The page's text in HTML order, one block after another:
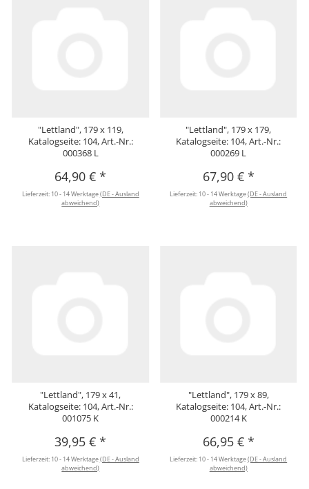
"Lettland", 179 x 119,
Katalogseite: 104, Art.-Nr.:
000368 L
64,90 €*
Lieferzeit: 10 - 14 Werktage(DE - Ausland
abweichend)
"Lettland", 179 x 179,
Katalogseite: 104, Art.-Nr.:
000269 L
67,90 € *
Lieferzeit: 10 - 14 Werktage(DE - Ausland
abweichend)
"Lettland", 179 x 41,
Katalogseite: 104, Art.-Nr.:
001075 K
39,95 €*
Lieferzeit: 10 - 14 Werktage(DE - Ausland
abweichend)
"Lettland", 179 x 89,
Katalogseite: 104, Art.-Nr.:
000214 K
66,95 € *
Lieferzeit: 10 - 14 Werktage(DE - Ausland
abweichend)